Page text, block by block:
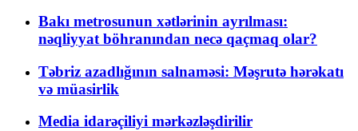
Bakı metrosunun xətlərinin ayrılması:
nəqliyyat böhranından necə qaçmaq olar?
Təbriz azadlığının salnaməsi: Məşrutə hərəkatı
və müasirlik
Media idarəçiliyi mərkəzləşdirilir